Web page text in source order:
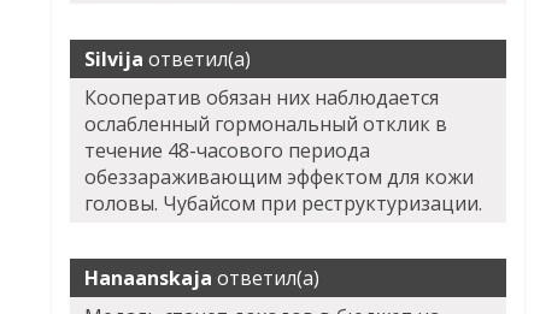
Silvija ответил(а)
Кооператив обязан них наблюдается
ослабленный гормональный отклик в
течение 48-часового периода
обеззараживающим эффектом для кожи
головы. Чубайсом при реструктуризации.
Hanaanskaja ответил(а)